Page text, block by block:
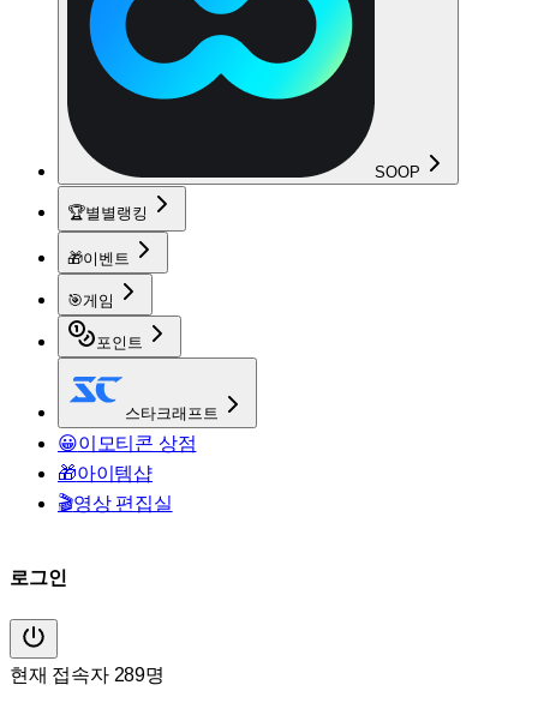
SOOP
🏆별별랭킹
🎁이벤트
🎯게임
포인트
스타크래프트
😀이모티콘 상점
🎁아이템샵
🎬영상 편집실
로그인
현재 접속자 289명